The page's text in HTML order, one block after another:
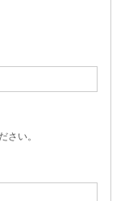
さい。